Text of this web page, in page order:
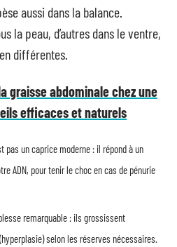
aussi dans la balance.
la peau, d’autres dans le ventre,
différentes.
graisse abdominale chez une
efficaces et naturels
pas un caprice moderne : il répond à un
ADN, pour tenir le choc en cas de pénurie
remarquable : ils grossissent
selon les réserves nécessaires.